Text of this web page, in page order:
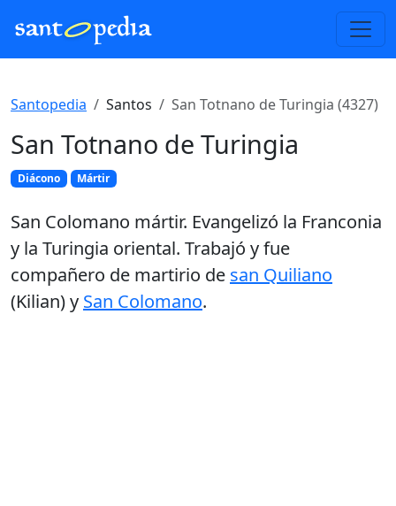
Santopedia Santos San Totnano de Turingia (4327)
San Totnano de Turingia
Diácono Mártir
San Colomano mártir. Evangelizó la Franconia
y la Turingia oriental. Trabajó y fue
compañero de martirio de san Quiliano
(Kilian) y San Colomano.